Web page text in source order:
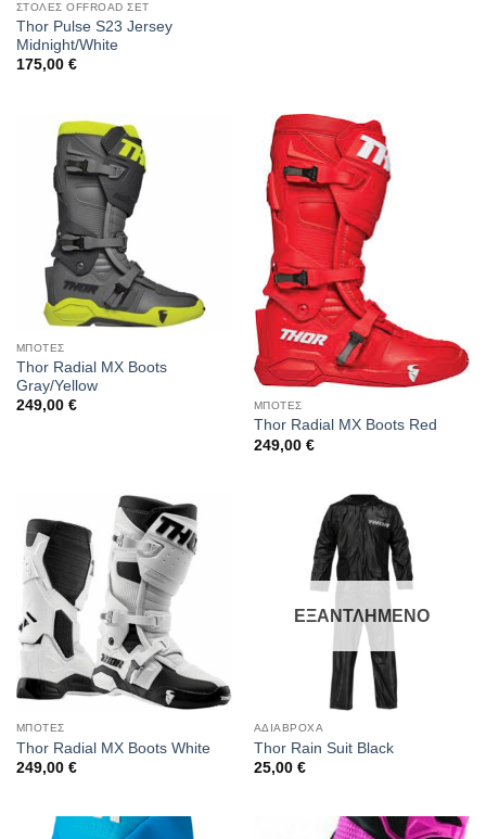
ΣΤΟΛΕΣ OFFROAD ΣΕΤ
Thor Pulse S23 Jersey
Midnight/White
175,00 €
ΜΠΟΤΕΣ
Thor Radial MX Boots
Gray/Yellow
249,00 € ΜΠΟΤΕΣ
Thor Radial MX Boots Red
249,00 €
ΜΠΟΤΕΣ
Thor Radial MX Boots White
249,00 €
ΕΞΑΝΤΛΗΜΕΝΟ
ΑΔΙΑΒΡΟΧΑ
Thor Rain Suit Black
25,00 €